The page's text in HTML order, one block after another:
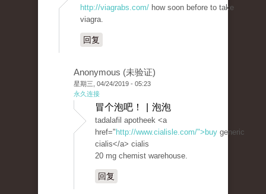
http://viagrabs.com/ how soon before to take
viagra.
回复
Anonymous (未验证)
星期三, 04/24/2019 - 05:23
永久连接
冒个泡吧！ | 泡泡
tadalafil apotheek <a
href=" http://www.cialisle.com/">buy generic
cialis</a> cialis
20 mg chemist warehouse.
回复